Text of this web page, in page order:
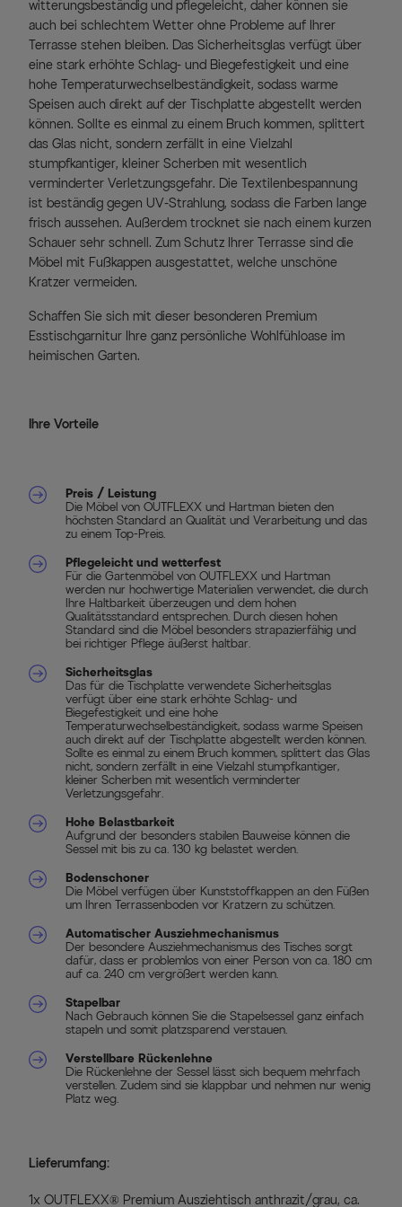
witterungsbeständig und pflegeleicht, daher können sie
auch bei schlechtem Wetter ohne Probleme auf Ihrer
Terrasse stehen bleiben. Das Sicherheitsglas verfügt über
eine stark erhöhte Schlag- und Biegefestigkeit und eine
hohe Temperaturwechselbeständigkeit, sodass warme
Speisen auch direkt auf der Tischplatte abgestellt werden
können. Sollte es einmal zu einem Bruch kommen, splittert
das Glas nicht, sondern zerfällt in eine Vielzahl
stumpfkantiger, kleiner Scherben mit wesentlich
verminderter Verletzungsgefahr. Die Textilenbespannung
ist beständig gegen UV-Strahlung, sodass die Farben lange
frisch aussehen. Außerdem trocknet sie nach einem kurzen
Schauer sehr schnell. Zum Schutz Ihrer Terrasse sind die
Möbel mit Fußkappen ausgestattet, welche unschöne
Kratzer vermeiden.
Schaffen Sie sich mit dieser besonderen Premium
Esstischgarnitur Ihre ganz persönliche Wohlfühloase im
heimischen Garten.
Ihre Vorteile
Preis / Leistung
Die Möbel von OUTFLEXX und Hartman bieten den
höchsten Standard an Qualität und Verarbeitung und das
zu einem Top-Preis.
Pflegeleicht und wetterfest
Für die Gartenmöbel von OUTFLEXX und Hartman
werden nur hochwertige Materialien verwendet, die durch
Ihre Haltbarkeit überzeugen und dem hohen
Qualitätsstandard entsprechen. Durch diesen hohen
Standard sind die Möbel besonders strapazierfähig und
bei richtiger Pflege äußerst haltbar.
Sicherheitsglas
Das für die Tischplatte verwendete Sicherheitsglas
verfügt über eine stark erhöhte Schlag- und
Biegefestigkeit und eine hohe
Temperaturwechselbeständigkeit, sodass warme Speisen
auch direkt auf der Tischplatte abgestellt werden können.
Sollte es einmal zu einem Bruch kommen, splittert das Glas
nicht, sondern zerfällt in eine Vielzahl stumpfkantiger,
kleiner Scherben mit wesentlich verminderter
Verletzungsgefahr.
Hohe Belastbarkeit
Aufgrund der besonders stabilen Bauweise können die
Sessel mit bis zu ca. 130 kg belastet werden.
Bodenschoner
Die Möbel verfügen über Kunststoffkappen an den Füßen
um Ihren Terrassenboden vor Kratzern zu schützen.
Automatischer Ausziehmechanismus
Der besondere Ausziehmechanismus des Tisches sorgt
dafür, dass er problemlos von einer Person von ca. 180 cm
auf ca. 240 cm vergrößert werden kann.
Stapelbar
Nach Gebrauch können Sie die Stapelsessel ganz einfach
stapeln und somit platzsparend verstauen.
Verstellbare Rückenlehne
Die Rückenlehne der Sessel lässt sich bequem mehrfach
verstellen. Zudem sind sie klappbar und nehmen nur wenig
Platz weg.
Lieferumfang:
1x OUTFLEXX® Premium Ausziehtisch anthrazit/grau, ca.